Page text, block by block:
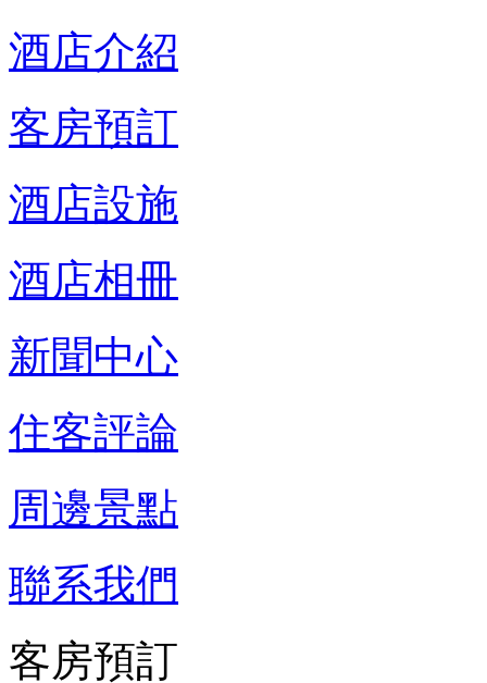
酒店介紹
客房預訂
酒店設施
酒店相冊
新聞中心
住客評論
周邊景點
聯系我們
客房預訂